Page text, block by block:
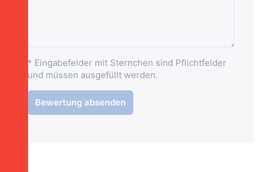
* Eingabefelder mit Sternchen sind Pflichtfelder
und müssen ausgefüllt werden.
Bewertung absenden